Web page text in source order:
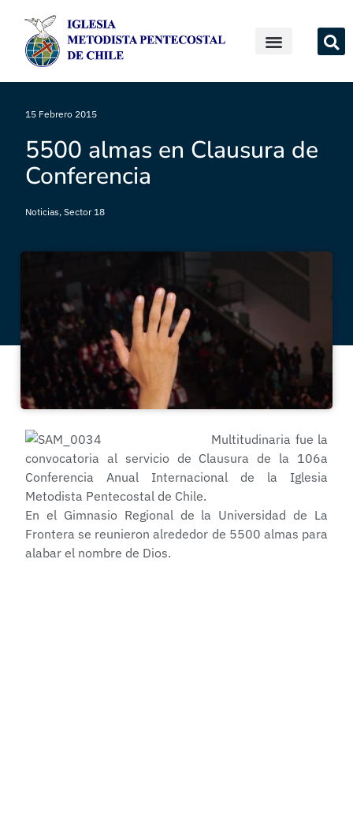
15 Febrero 2015
5500 almas en Clausura de
Conferencia
Noticias, Sector 18
Multitudinaria fue la
convocatoria al servicio de Clausura de la 106a
Conferencia Anual Internacional de la Iglesia
Metodista Pentecostal de Chile.
En el Gimnasio Regional de la Universidad de La
Frontera se reunieron alrededor de 5500 almas para
alabar el nombre de Dios.